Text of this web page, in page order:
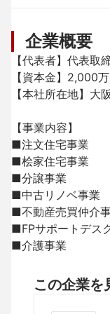
企業概要
【代表者】代表取
【資本金】2,000
【本社所在地】大
【事業内容】
■注文住宅事業
■桧家住宅事業
■分譲事業
■中古リノベ事業
■不動産売買仲介
■FPサポートデス
■介護事業
この企業を